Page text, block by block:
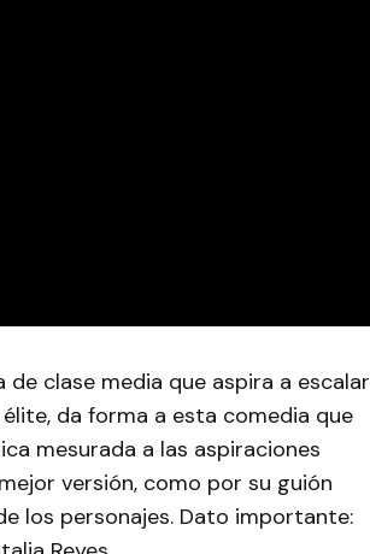
clase media que aspira a escalar
da forma a esta comedia que
mesurada a las aspiraciones
versión, como por su guión
los personajes. Dato importante: